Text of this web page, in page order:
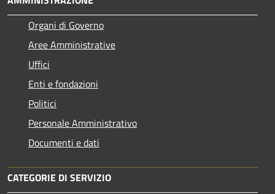
Organi di Governo
Aree Amministrative
Uffici
Enti e fondazioni
Politici
Personale Amministrativo
Documenti e dati
CATEGORIE DI SERVIZIO